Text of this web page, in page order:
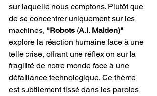
sur laquelle nous comptons. Plutôt que
de se concentrer uniquement sur les
machines, "Robots (A.I. Maiden)"
explore la réaction humaine face à une
telle crise, offrant une réflexion sur la
fragilité de notre monde face à une
défaillance technologique. Ce thème
est subtilement tissé dans les paroles